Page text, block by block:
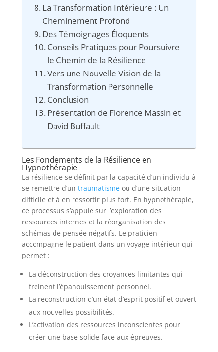
La Transformation Intérieure : Un
Cheminement Profond
Des Témoignages Éloquents
Conseils Pratiques pour Poursuivre
le Chemin de la Résilience
Vers une Nouvelle Vision de la
Transformation Personnelle
Conclusion
Présentation de Florence Massin et
David Buffault
Les Fondements de la Résilience en
Hypnothérapie
La résilience se définit par la capacité d’un individu à
se remettre d’un traumatismeou d’une situation
difficile et à en ressortir plus fort. En hypnothérapie,
ce processus s’appuie sur l’exploration des
ressources internes et la réorganisation des
schémas de pensée négatifs. Le praticien
accompagne le patient dans un voyage intérieur qui
permet :
La déconstruction des croyances limitantes qui
freinent l’épanouissement personnel.
La reconstruction d’un état d’esprit positif et ouvert
aux nouvelles possibilités.
L’activation des ressources inconscientes pour
créer une base solide face aux épreuves.